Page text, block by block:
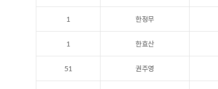
1 한정무
1 한효산
51 권주영